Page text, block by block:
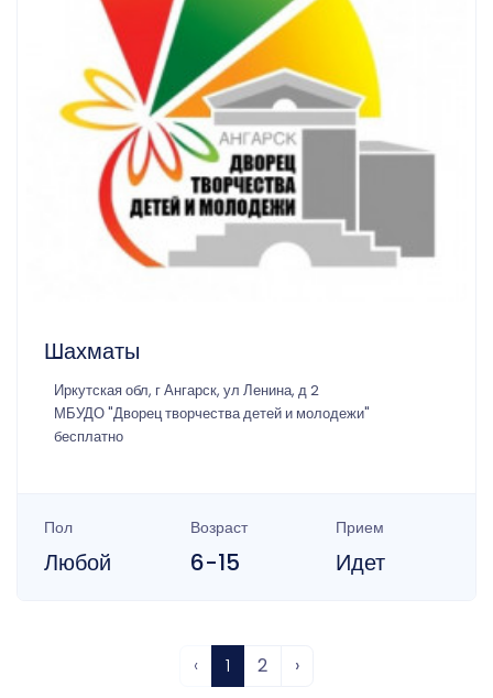
Шахматы
Иркутская обл, г Ангарск, ул Ленина, д 2
МБУДО "Дворец творчества детей и молодежи"
бесплатно
Пол
Любой
Возраст
6-15
Прием
Идет
‹ 1 2 ›